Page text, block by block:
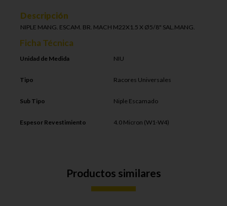
Descripción
NIPLE MANG. ESCAM. BR. MACH M22X1.5 X Ø5/8" SAL.MANG.
Ficha Técnica
Unidad de Medida NIU
Tipo Racores Universales
Sub Tipo Niple Escamado
Espesor Revestimiento 4.0 Micron (W1-W4)
Productos similares